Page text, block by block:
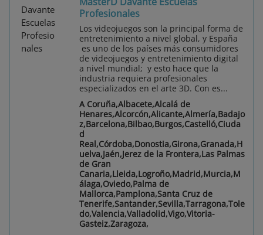
Profesionales
Los videojuegos son la principal forma de
entretenimiento a nivel global, y España
es uno de los países más consumidores
de videojuegos y entretenimiento digital
a nivel mundial; y esto hace que la
industria requiera profesionales
especializados en el arte 3D. Con es...
A Coruña,Albacete,Alcalá de
Henares,Alcorcón,Alicante,Almería,Badajo
z,Barcelona,Bilbao,Burgos,Castelló,Ciuda
d
Real,Córdoba,Donostia,Girona,Granada,H
uelva,Jaén,Jerez de la Frontera,Las Palmas
de Gran
Canaria,Lleida,Logroño,Madrid,Murcia,M
álaga,Oviedo,Palma de
Mallorca,Pamplona,Santa Cruz de
Tenerife,Santander,Sevilla,Tarragona,Tole
do,Valencia,Valladolid,Vigo,Vitoria-
Gasteiz,Zaragoza,